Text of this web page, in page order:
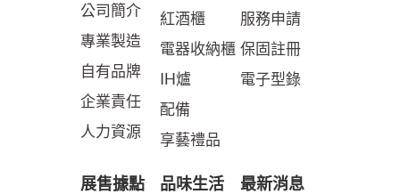
公司簡介
專業製造
自有品牌
企業責任
人力資源
紅酒櫃
電器收納櫃
IH爐
配備
享藝禮品
服務申請
保固註冊
電子型錄
展售據點 品味生活 最新消息